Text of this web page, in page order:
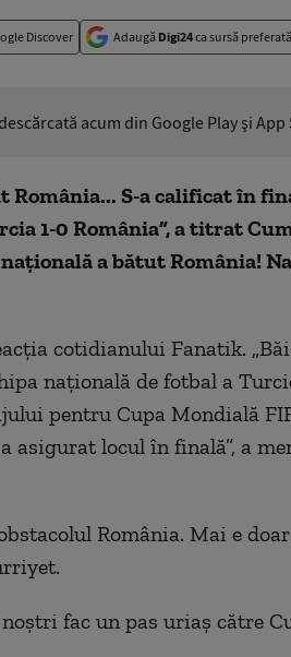
Discover Adaugă Digi24ca sursă
acum din Google Play şi App
România... S-a calificat în
1-0 România”, a titrat
a bătut România!
cotidianului Fanatik.
naţională de fotbal a
pentru Cupa Mondială
asigurat locul în finală”, a
România. Mai e
fac un pas uriaş către